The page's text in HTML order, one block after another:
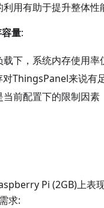
利用有助于提升整体性
量:
载下，系统内存使用率
对ThingsPanel来说有
当前配置下的限制因素
Pi (2GB)上表
求: